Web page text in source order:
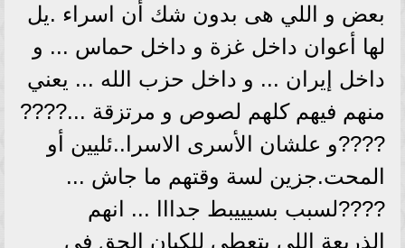
بعض و اللي هى بدون شك أن اسراء .يل
لها أعوان داخل غزة و داخل حماس ... و
داخل إيران ... و داخل حزب الله ... يعني
منهم فيهم كلهم لصوص و مرتزقة ...????
????و علشان الأسرى الاسرا..ئليين أو
المحت.جزين لسة وقتهم ما جاش ...
????لسبب بسيييبط جدااا ... انهم
الذريعة اللي بتعطي للكيان الحق في